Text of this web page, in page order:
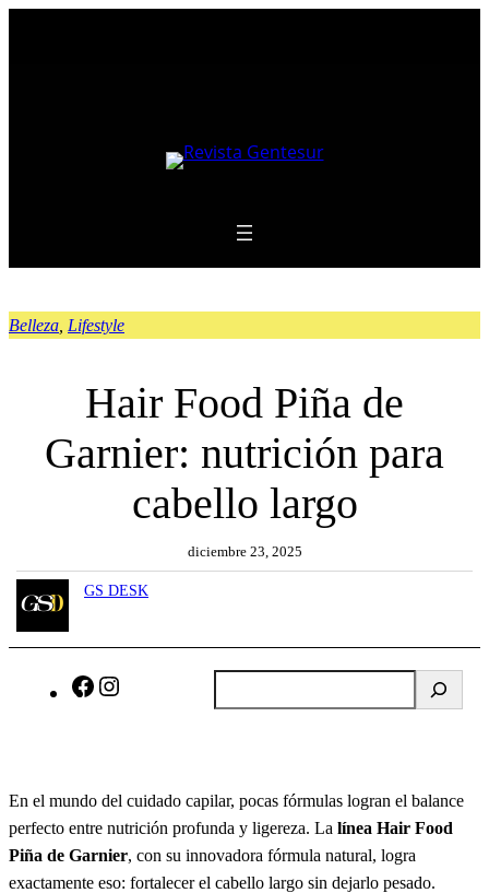
Belleza Lifestyle
Hair Food Piña de
Garnier: nutrición para
cabello largo
diciembre 23, 2025
GS DESK
F
b
o
o
k
a
g
r
a
u
a
En el mundo del cuidado capilar, pocas fórmulas logran el balance
perfecto entre nutrición profunda y ligereza. La línea Hair Food
Piña de Garnier, con su innovadora fórmula natural, logra
exactamente eso: fortalecer el cabello largo sin dejarlo pesado.